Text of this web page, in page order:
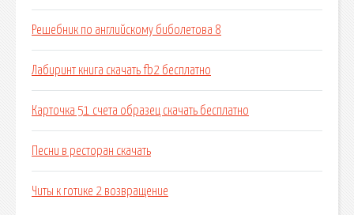
Решебник по английскому биболетова 8
Лабиринт книга скачать fb2 бесплатно
Карточка 51 счета образец скачать бесплатно
Песни в ресторан скачать
Читы к готике 2 возвращение